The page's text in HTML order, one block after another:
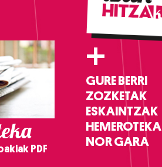
PDF
+
GURE BERRI
ZOZKETAK
ESKAINTZAK
HEMEROTEKA
NOR GARA